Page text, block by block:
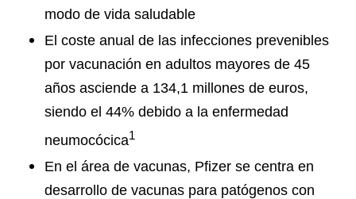
modo de vida saludable
El coste anual de las infecciones prevenibles
por vacunación en adultos mayores de 45
años asciende a 134,1 millones de euros,
siendo el 44% debido a la enfermedad
neumocócica1
En el área de vacunas, Pfizer se centra en
desarrollo de vacunas para patógenos con